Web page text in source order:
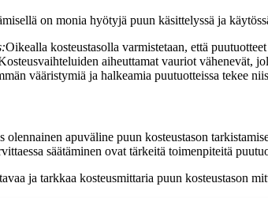
on monia hyötyjä puun käsittelyssä ja
Oikealla kosteustasolla varmistetaan, että
aiheuttamat vauriot vähenevät,
vääristymiä ja halkeamia puutuotteissa tekee
olennainen apuväline puun kosteustason
säätäminen ovat tärkeitä toimenpiteitä
ja tarkkaa kosteusmittaria puun kosteustason